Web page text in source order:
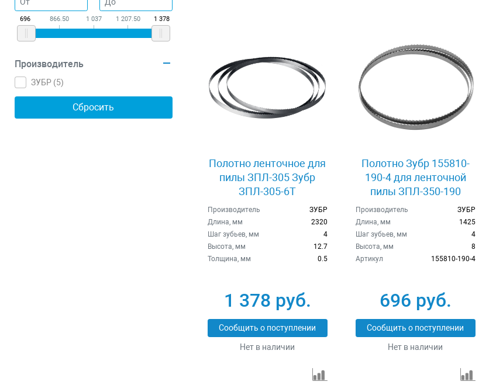
696 866.50 1 037 1 207.50 1 378
Производитель
ЗУБР (5)
Полотно ленточное для
пилы ЗПЛ-305 Зубр
ЗПЛ-305-6Т
Производитель
ЗУБР
Длина, мм
2320
Шаг зубьев, мм
4
Высота, мм
12.7
Толщина, мм
0.5
1 378 руб.
Сообщить о поступлении
Нет в наличии
Полотно Зубр 155810-
190-4 для ленточной
пилы ЗПЛ-350-190
Производитель
ЗУБР
Длина, мм
1425
Шаг зубьев, мм
4
Высота, мм
8
Артикул
155810-190-4
696 руб.
Сообщить о поступлении
Нет в наличии